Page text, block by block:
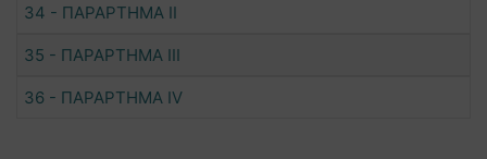
34 - ΠΑΡΑΡΤΗΜΑ ΙΙ
35 - ΠΑΡΑΡΤΗΜΑ ΙΙΙ
36 - ΠΑΡΑΡΤΗΜΑ IV